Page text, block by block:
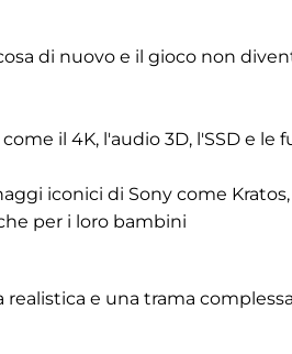
di nuovo e il gioco non
il 4K, l'audio 3D, l'SSD e le
iconici di Sony come Kratos,
per i loro bambini
e una trama complessa